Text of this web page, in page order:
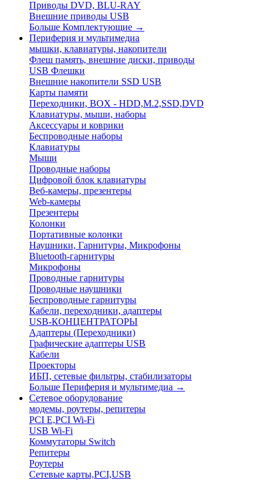
Приводы DVD, BLU-RAY
Внешние приводы USB
Больше Комплектующие →
Периферия и мультимедиа
мышки, клавиатуры, накопители
Флеш память, внешние диски, приводы
USB Флешки
Внешние накопители SSD USB
Карты памяти
Переходники, BOX - HDD,M.2,SSD,DVD
Клавиатуры, мыши, наборы
Аксессуары и коврики
Беспроводные наборы
Клавиатуры
Мыши
Проводные наборы
Цифровой блок клавиатуры
Веб-камеры, презентеры
Web-камеры
Презентеры
Колонки
Портативные колонки
Наушники, Гарнитуры, Микрофоны
Bluetooth-гарнитуры
Микрофоны
Проводные гарнитуры
Проводные наушники
Беспроводные гарнитуры
Кабели, переходники, адаптеры
USB-КОНЦЕНТРАТОРЫ
Адаптеры (Переходники)
Графические адаптеры USB
Кабели
Проекторы
ИБП, сетевые фильтры, стабилизаторы
Больше Периферия и мультимедиа →
Сетевое оборудование
модемы, роутеры, репитеры
PCI E,PCI Wi-Fi
USB Wi-Fi
Коммутаторы Switch
Репитеры
Роутеры
Сетевые карты,PCI,USB